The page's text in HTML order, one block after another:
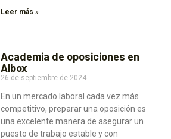
Leer más »
Academia de oposiciones en
Albox
26 de septiembre de 2024
En un mercado laboral cada vez más
competitivo, preparar una oposición es
una excelente manera de asegurar un
puesto de trabajo estable y con